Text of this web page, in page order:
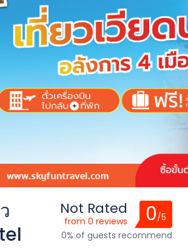
Not Rated
from 0 reviews 0/5
0% of guests recommend